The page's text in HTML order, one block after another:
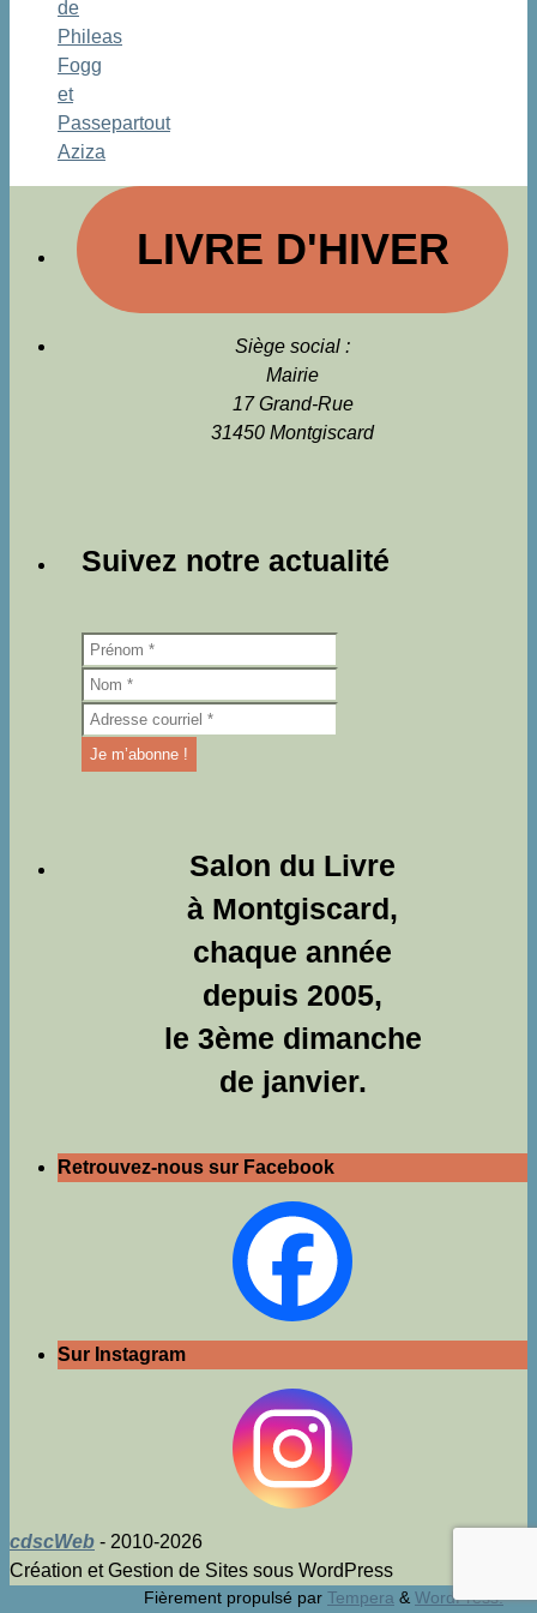
de
Phileas
Fogg
et
Passepartout
Aziza
LIVRE D'HIVER
Siège social :
Mairie
17 Grand-Rue
31450 Montgiscard
Suivez notre actualité
Salon du Livre
à Montgiscard,
chaque année
depuis 2005,
le 3ème dimanche
de janvier.
Retrouvez-nous sur Facebook
Sur Instagram
cdscWeb - 2010-2026
Création et Gestion de Sites sous WordPress
Fièrement propulsé par Tempera & WordPress.